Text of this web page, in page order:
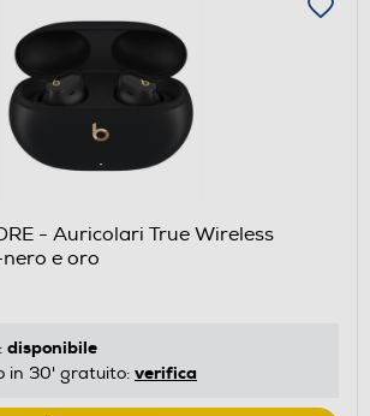
- Auricolari True Wireless
e oro
disponibile
in 30' gratuito: verifica